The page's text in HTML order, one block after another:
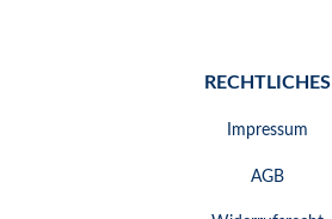
RECHTLICHES
Impressum
AGB